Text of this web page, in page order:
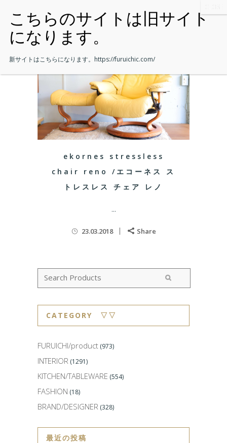
ekornes stressless
chair reno /エコーネス ス
トレスレス チェア レノ
...
23.03.2018 Share
CATEGORY ▽▽
FURUICHI/product (973)
INTERIOR (1291)
KITCHEN/TABLEWARE (554)
FASHION (18)
BRAND/DESIGNER (328)
最近の投稿
新サイトはこちらになります。 https://furuichic.com/